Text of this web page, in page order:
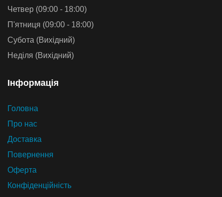
Четвер (09:00 - 18:00)
П'ятниця (09:00 - 18:00)
Субота (Вихідний)
Неділя (Вихідний)
Iнформацiя
Головна
Про нас
Доставка
Повернення
Оферта
Конфіденційність